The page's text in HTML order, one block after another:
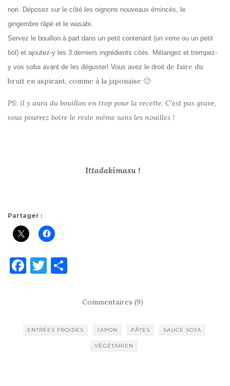
nori. Déposez sur le côté les oignons nouveaux émincés, le
gingembre râpé et le wasabi.
Servez le bouillon à part dans un petit contenant (un verre ou un petit
bol) et ajoutez-y les 3 derniers ingrédients cités. Mélangez et trempez-
y vos soba avant de les déguster! Vous avez le droit de faire du
bruit en aspirant, comme à la japonaise 🙂
PS: il y aura du bouillon en trop pour la recette. C’est pas grave,
vous pourrez boire le reste même sans les nouilles !
Ittadakimasu !
Partager :
F
b
T
r er
Commentaires (9)
ENTRÉES FROIDES JAPON PÂTES SAUCE SOJA
VÉGÉTARIEN